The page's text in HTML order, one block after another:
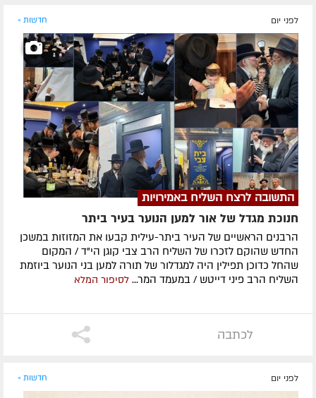
לפני יום חדשות »
התשובה לרצח השליח באמירויות
חנוכת מגדל של אור למען הנוער בעיר ביתר
הרבנים הראשיים של העיר ביתר-עילית קבעו את המזוזות במשכן
החדש שהוקם לזכרו של השליח הרב צבי קוגן הי"ד / המקום
שהחל כדוכן תפילין היה למגדלור של תורה למען בני הנוער ביוזמת
השליח הרב פיני דייטש / במעמד המר... לסיפור המלא
לכתבה
לפני יום חדשות »